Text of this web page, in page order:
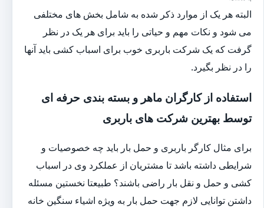
البته هر یک از موارد ذکر شده به شامل بخش های مختلفی
می شود و نکات مهم و حیاتی را باید برای هر یک در نظر
گرفت که یک شرکت باربری خوب برای اسباب کشی باید آنها
را در نظر بگیرد.
استفاده از کارگران ماهر و بسته بندی حرفه ای
توسط بهترین شرکت های باربری
برای مثال کارگر باربری و حمل بار باید چه خصوصیات و
شرایطی داشته باشد تا مشتریان از عملکرد وی در اسباب
کشی و حمل و نقل بار راضی باشند؟ طبیعتا نخستین مسئله
داشتن توانایی لازم جهت حمل بار به ویژه اشیاء سنگین خانه